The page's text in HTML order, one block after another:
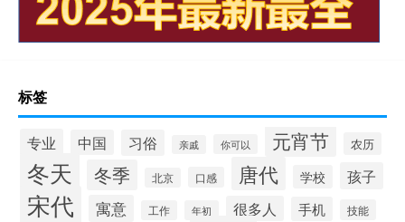
标签
专业 中国 习俗 亲戚 你可以 元宵节 农历
冬天 冬季 北京 口感 唐代 学校 孩子
宋代 寓意 工作 年初 很多人 手机 技能